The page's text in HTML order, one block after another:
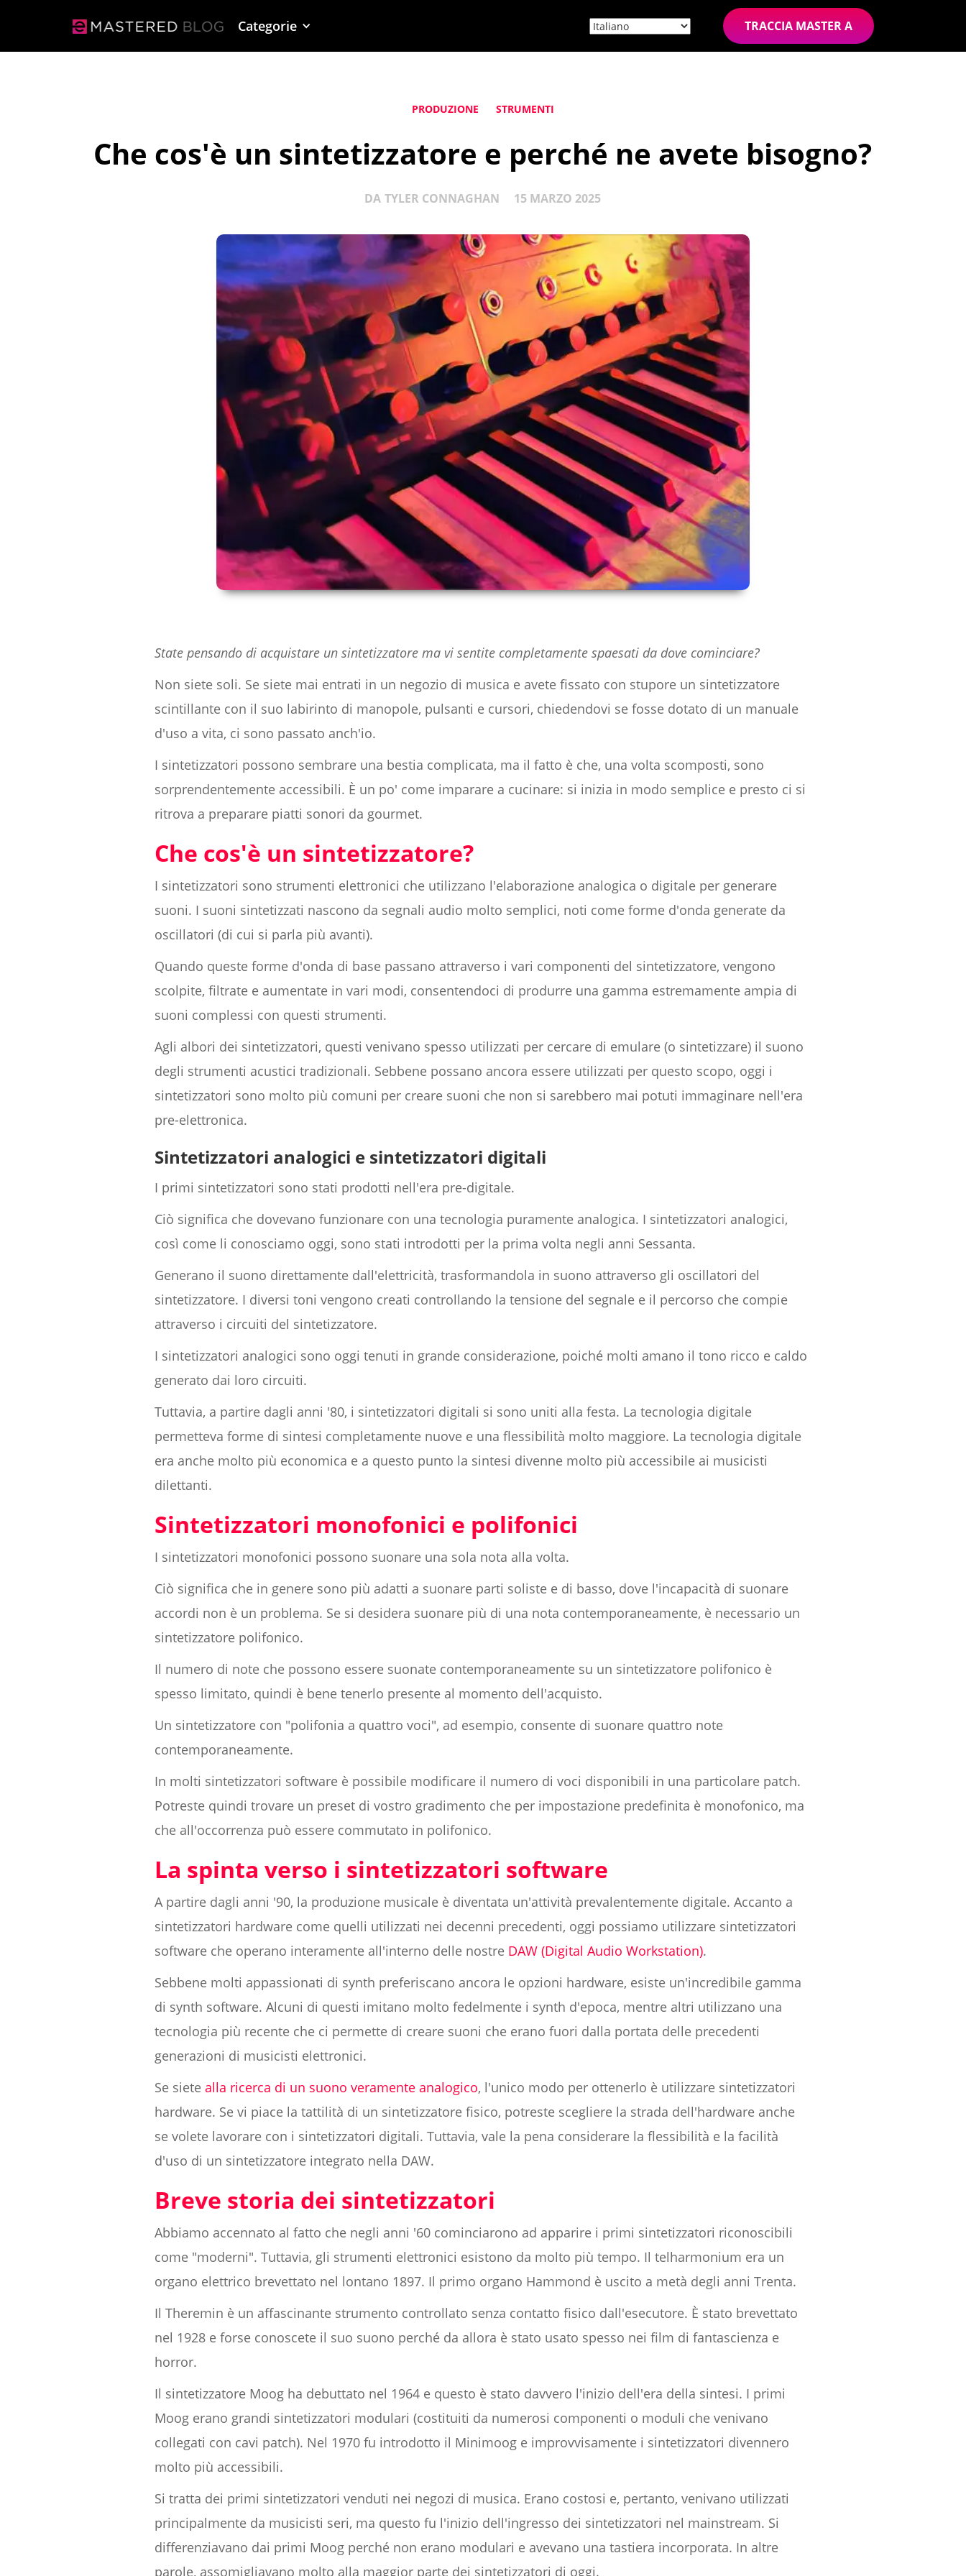
Categorie TRACCIA MASTER A
PRODUZIONE STRUMENTI
Che cos'è un sintetizzatore e perché ne avete bisogno?
DA TYLER CONNAGHAN 15 MARZO 2025
State pensando di acquistare un sintetizzatore ma vi sentite completamente spaesati da dove cominciare?
Non siete soli. Se siete mai entrati in un negozio di musica e avete fissato con stupore un sintetizzatore
scintillante con il suo labirinto di manopole, pulsanti e cursori, chiedendovi se fosse dotato di un manuale
d'uso a vita, ci sono passato anch'io.
I sintetizzatori possono sembrare una bestia complicata, ma il fatto è che, una volta scomposti, sono
sorprendentemente accessibili. È un po' come imparare a cucinare: si inizia in modo semplice e presto ci si
ritrova a preparare piatti sonori da gourmet.
Che cos'è un sintetizzatore?
I sintetizzatori sono strumenti elettronici che utilizzano l'elaborazione analogica o digitale per generare
suoni. I suoni sintetizzati nascono da segnali audio molto semplici, noti come forme d'onda generate da
oscillatori (di cui si parla più avanti).
Quando queste forme d'onda di base passano attraverso i vari componenti del sintetizzatore, vengono
scolpite, filtrate e aumentate in vari modi, consentendoci di produrre una gamma estremamente ampia di
suoni complessi con questi strumenti.
Agli albori dei sintetizzatori, questi venivano spesso utilizzati per cercare di emulare (o sintetizzare) il suono
degli strumenti acustici tradizionali. Sebbene possano ancora essere utilizzati per questo scopo, oggi i
sintetizzatori sono molto più comuni per creare suoni che non si sarebbero mai potuti immaginare nell'era
pre-elettronica.
Sintetizzatori analogici e sintetizzatori digitali
I primi sintetizzatori sono stati prodotti nell'era pre-digitale.
Ciò significa che dovevano funzionare con una tecnologia puramente analogica. I sintetizzatori analogici,
così come li conosciamo oggi, sono stati introdotti per la prima volta negli anni Sessanta.
Generano il suono direttamente dall'elettricità, trasformandola in suono attraverso gli oscillatori del
sintetizzatore. I diversi toni vengono creati controllando la tensione del segnale e il percorso che compie
attraverso i circuiti del sintetizzatore.
I sintetizzatori analogici sono oggi tenuti in grande considerazione, poiché molti amano il tono ricco e caldo
generato dai loro circuiti.
Tuttavia, a partire dagli anni '80, i sintetizzatori digitali si sono uniti alla festa. La tecnologia digitale
permetteva forme di sintesi completamente nuove e una flessibilità molto maggiore. La tecnologia digitale
era anche molto più economica e a questo punto la sintesi divenne molto più accessibile ai musicisti
dilettanti.
Sintetizzatori monofonici e polifonici
I sintetizzatori monofonici possono suonare una sola nota alla volta.
Ciò significa che in genere sono più adatti a suonare parti soliste e di basso, dove l'incapacità di suonare
accordi non è un problema. Se si desidera suonare più di una nota contemporaneamente, è necessario un
sintetizzatore polifonico.
Il numero di note che possono essere suonate contemporaneamente su un sintetizzatore polifonico è
spesso limitato, quindi è bene tenerlo presente al momento dell'acquisto.
Un sintetizzatore con "polifonia a quattro voci", ad esempio, consente di suonare quattro note
contemporaneamente.
In molti sintetizzatori software è possibile modificare il numero di voci disponibili in una particolare patch.
Potreste quindi trovare un preset di vostro gradimento che per impostazione predefinita è monofonico, ma
che all'occorrenza può essere commutato in polifonico.
La spinta verso i sintetizzatori software
A partire dagli anni '90, la produzione musicale è diventata un'attività prevalentemente digitale. Accanto a
sintetizzatori hardware come quelli utilizzati nei decenni precedenti, oggi possiamo utilizzare sintetizzatori
software che operano interamente all'interno delle nostre DAW (Digital Audio Workstation).
Sebbene molti appassionati di synth preferiscano ancora le opzioni hardware, esiste un'incredibile gamma
di synth software. Alcuni di questi imitano molto fedelmente i synth d'epoca, mentre altri utilizzano una
tecnologia più recente che ci permette di creare suoni che erano fuori dalla portata delle precedenti
generazioni di musicisti elettronici.
Se sietealla ricerca di un suono veramente analogico, l'unico modo per ottenerlo è utilizzare sintetizzatori
hardware. Se vi piace la tattilità di un sintetizzatore fisico, potreste scegliere la strada dell'hardware anche
se volete lavorare con i sintetizzatori digitali. Tuttavia, vale la pena considerare la flessibilità e la facilità
d'uso di un sintetizzatore integrato nella DAW.
Breve storia dei sintetizzatori
Abbiamo accennato al fatto che negli anni '60 cominciarono ad apparire i primi sintetizzatori riconoscibili
come "moderni". Tuttavia, gli strumenti elettronici esistono da molto più tempo. Il telharmonium era un
organo elettrico brevettato nel lontano 1897. Il primo organo Hammond è uscito a metà degli anni Trenta.
Il Theremin è un affascinante strumento controllato senza contatto fisico dall'esecutore. È stato brevettato
nel 1928 e forse conoscete il suo suono perché da allora è stato usato spesso nei film di fantascienza e
horror.
Il sintetizzatore Moog ha debuttato nel 1964 e questo è stato davvero l'inizio dell'era della sintesi. I primi
Moog erano grandi sintetizzatori modulari (costituiti da numerosi componenti o moduli che venivano
collegati con cavi patch). Nel 1970 fu introdotto il Minimoog e improvvisamente i sintetizzatori divennero
molto più accessibili.
Si tratta dei primi sintetizzatori venduti nei negozi di musica. Erano costosi e, pertanto, venivano utilizzati
principalmente da musicisti seri, ma questo fu l'inizio dell'ingresso dei sintetizzatori nel mainstream. Si
differenziavano dai primi Moog perché non erano modulari e avevano una tastiera incorporata. In altre
parole, assomigliavano molto alla maggior parte dei sintetizzatori di oggi.